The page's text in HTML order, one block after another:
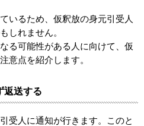
いるため、仮釈放の身元引受人
しれません。
る可能性がある人に向けて、仮
意点を紹介します。
返送する
受人に通知が行きます。このと